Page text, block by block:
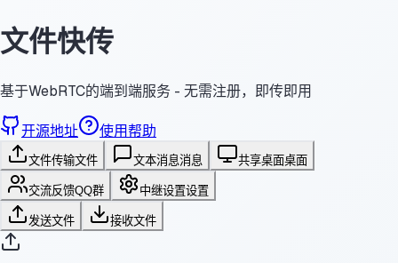
文件快传
基于WebRTC的端到端服务 - 无需注册，即传即用
开源地址 使用帮助
文件传输文件 文本消息消息 共享桌面桌面
交流反馈QQ群 中继设置设置
发送文件 接收文件